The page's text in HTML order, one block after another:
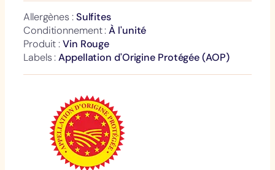
o
u
r
g
n
e
C
h
Allergènes :Sulfites
Conditionnement : À l'unité
Produit :Vin Rouge
Labels :Appellation d'Origine Protégée (AOP)